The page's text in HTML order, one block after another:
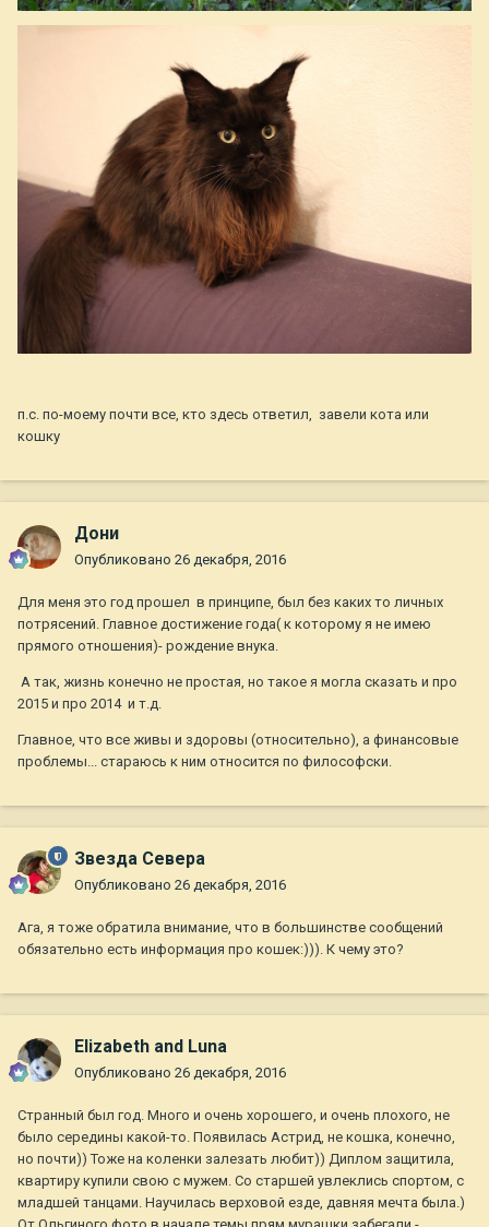
п.с. по-моему почти все, кто здесь ответил, завели кота или
кошку
Дони
Опубликовано 26 декабря, 2016
Для меня это год прошел в принципе, был без каких то личных
потрясений. Главное достижение года( к которому я не имею
прямого отношения)- рождение внука.
А так, жизнь конечно не простая, но такое я могла сказать и про
2015 и про 2014 и т.д.
Главное, что все живы и здоровы (относительно), а финансовые
проблемы... стараюсь к ним относится по философски.
Звезда Севера
Опубликовано 26 декабря, 2016
Ага, я тоже обратила внимание, что в большинстве сообщений
обязательно есть информация про кошек:))). К чему это?
Elizabeth and Luna
Опубликовано 26 декабря, 2016
Странный был год. Много и очень хорошего, и очень плохого, не
было середины какой-то. Появилась Астрид, не кошка, конечно,
но почти)) Тоже на коленки залезать любит)) Диплом защитила,
квартиру купили свою с мужем. Со старшей увлеклись спортом, с
младшей танцами. Научилась верховой езде, давняя мечта была.)